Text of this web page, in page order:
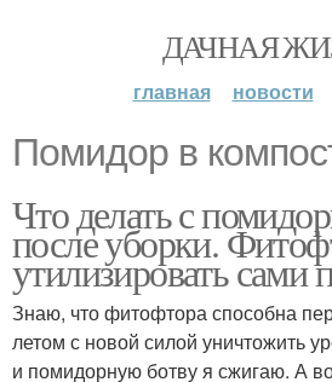
ДАЧНАЯ
главная новости
Помидор в
Что делать с
после уборки.
утилизировать сами
Знаю, что фитофтора способна
летом с новой силой уничтожить
и помидорную ботву я сжигаю. А